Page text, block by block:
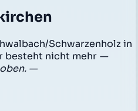
Schwarzenholz in
besteht nicht mehr —
—